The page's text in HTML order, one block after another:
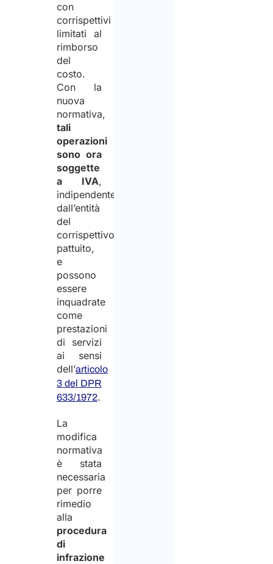
con
corrispettivi
limitati al
rimborso
del
costo.
Con la
nuova
normativa,
tali
operazioni
sono ora
soggette
a IVA,
indipendentemente
dall’entità
del
corrispettivo
pattuito,
e
possono
essere
inquadrate
come
prestazioni
di servizi
ai sensi
dell’articolo
3 del DPR
633/1972.
La
modifica
normativa
è stata
necessaria
per porre
rimedio
alla
procedura
di
infrazione